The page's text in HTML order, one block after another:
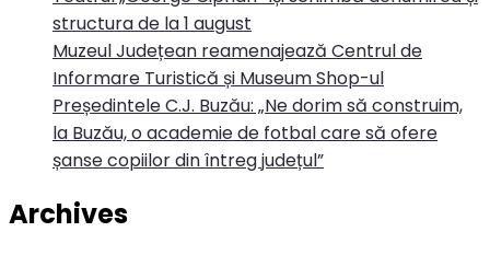
structura de la 1 august
Muzeul Județean reamenajează Centrul de
Informare Turistică și Museum Shop-ul
Președintele C.J. Buzău: „Ne dorim să construim,
la Buzău, o academie de fotbal care să ofere
șanse copiilor din întreg județul”
Archives